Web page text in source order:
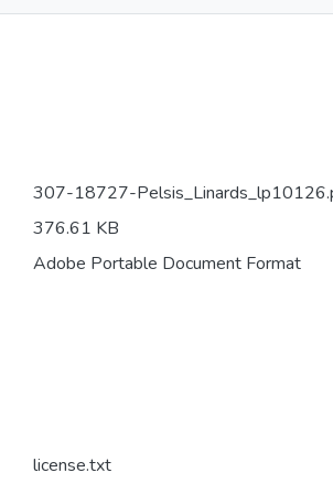
307-18727-
376.61 KB
Adobe Portable Document Format
license.txt